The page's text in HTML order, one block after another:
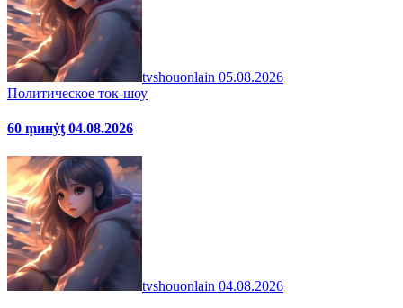
tvshouonlain 05.08.2026
Политическое ток-шоу
60 ṃинẏƫ 04.08.2026
tvshouonlain 04.08.2026